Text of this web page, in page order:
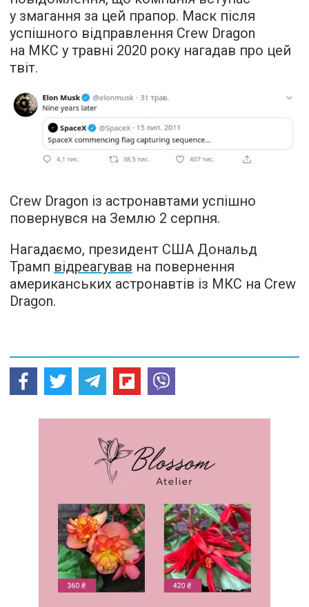
у змагання за цей прапор. Маск після
успішного відправлення Crew Dragon
на МКС у травні 2020 року нагадав про цей
твіт.
Crew Dragon із астронавтами успішно
повернувся на Землю 2 серпня.
Нагадаємо, президент США Дональд
Трамп відреагував на повернення
американських астронавтів із МКС на Crew
Dragon.